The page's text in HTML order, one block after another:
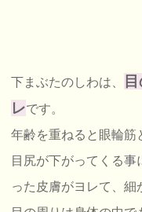
下まぶたのしわは、
レです。
年齢を重ねると眼輪筋
目尻が下がってくる
った皮膚がヨレて、細